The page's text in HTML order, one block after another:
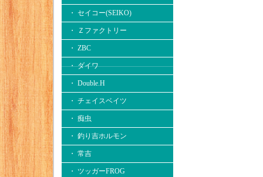
・ セイコー(SEIKO)
・ Ｚファクトリー
・ ZBC
・ ダイワ
・ Double.H
・ チェイスベイツ
・ 痴虫
・ 釣り吉ホルモン
・ 常吉
・ ツッガーFROG